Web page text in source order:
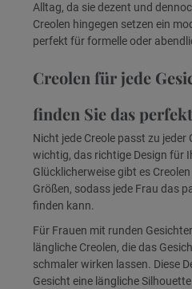
Alltag, da sie dezent und
Creolen hingegen setzen ein
perfekt für formelle oder
Creolen für jede
finden Sie das
Nicht jede Creole passt zu
wichtig, das richtige Design für
Glücklicherweise gibt es
Größen, sodass jede Frau das
finden kann.
Für Frauen mit runden
längliche Creolen, die das
schmaler wirken lassen. Diese
Gesicht eine längliche